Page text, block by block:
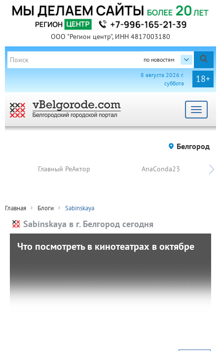
ООО "Регион центр", ИНН 4817003180
по новостям
18+
8 августа 2026 г.
суббота
Toggle
Белгород
Главный РеАктор AnaConda23
Главная Блоги Sabinskaya
Sabinskaya в г. Белгород сегодня
Что посмотреть в кинотеатрах в октябре
Что посмотреть в кинотеатрах в октябре
картин действительно стоит посмотреть? Как не
ошибиться с выбором? Чтобы вы не ломали голову, мы
подготовили подборку самых ожидаемых, по данным